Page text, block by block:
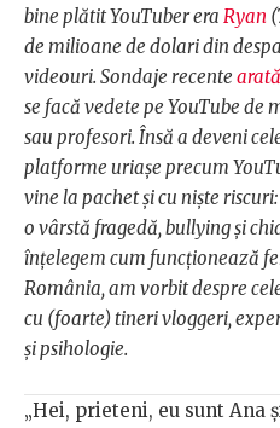
bine plătit YouTuber era Ryan
de milioane de dolari din
videouri. Sondaje recente arată
se facă vedete pe YouTube de
sau profesori. Însă a deveni
platforme uriașe precum
vine la pachet și cu niște
o vârstă fragedă, bullying și
înțelegem cum funcționează
România, am vorbit despre
cu (foarte) tineri vloggeri,
și psihologie.
„Hei, prieteni, eu sunt Ana